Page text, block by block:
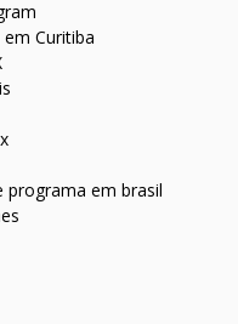
Curitiba
programa em brasil